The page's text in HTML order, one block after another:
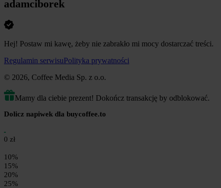
adamciborek
Hej! Postaw mi kawę, żeby nie zabrakło mi mocy dostarczać treści.
Regulamin serwisuPolityka prywatności
© 2026, Coffee Media Sp. z o.o.
Mamy dla ciebie prezent! Dokończ transakcję by odblokować.
Dolicz napiwek dla buycoffee.to
0 zł
10%
15%
20%
25%